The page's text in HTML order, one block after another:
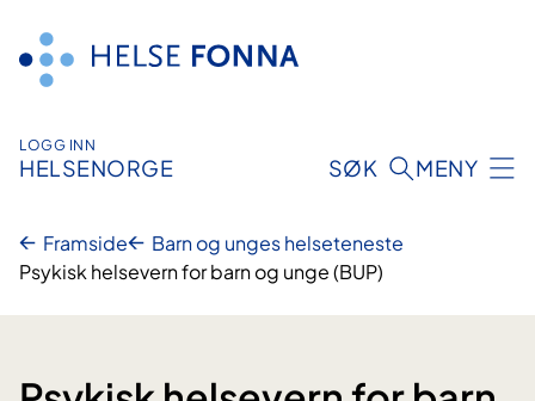
innhald
LOGG INN
HELSENORGE SØK MENY
Framside
Barn og unges helseteneste
Psykisk helsevern for barn og unge (BUP)